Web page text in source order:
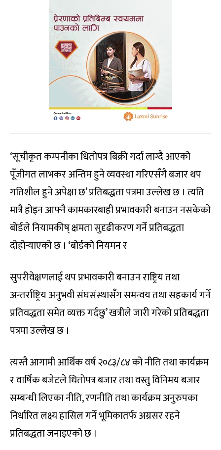
‘सूचीकृत कम्पनीका धितोपत्र बिक्री गर्दा लाग्दै आएको
पूँजीगत लाभकर अन्तिम हुने व्यवस्था गरिएसँगै बजार थप
गतिशील हुने अपेक्षा छ’ प्रतिबद्धता पत्रमा उल्लेख छ । त्यति
मात्रै होइन आफ्नै कामकारबाही प्रभावकारी बनाउन नसकेको
बोर्डले नियामकीष् क्षमता सुदृढीकरण गर्ने प्रतिबद्धता
दोहोर्‍याएको छ । ‘बोर्डको नियमन र
सुपरीवेक्षणलाई थप प्रभावकारी बनाउन राष्ट्रिय तथा
अन्तर्राष्ट्रिय अनुभवी संघसंस्थासँग समन्वय तथा सहकार्य गर्ने
प्रतिवद्धता समेत व्यक्त गर्दछु’ खत्रीले जारी गरेको प्रतिबद्धता
पत्रमा उल्लेख छ ।
त्यस्तै आगामी आर्थिक वर्ष २०८३/८४ को नीति तथा कार्यक्रम
र वार्षिक बजेटले धितोपत्र बजार तथा वस्तु विनिमय बजार
सम्बन्धी लिएका नीति, रणनीति तथा कार्यक्रम अनुरुपका
निर्धारित लक्ष्य हासिल गर्ने भूमिकातर्फ अग्रसर रहने
प्रतिबद्धता जनाइएको छ ।